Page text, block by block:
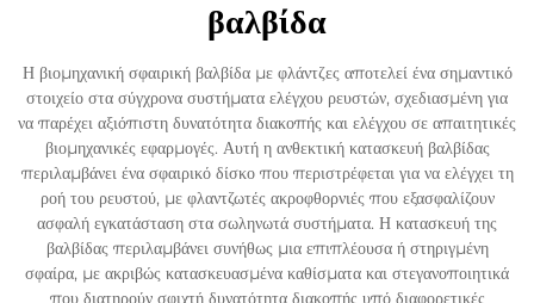
βαλβίδα
Η βιομηχανική σφαιρική βαλβίδα με φλάντζες αποτελεί ένα σημαντικό
στοιχείο στα σύγχρονα συστήματα ελέγχου ρευστών, σχεδιασμένη για
να παρέχει αξιόπιστη δυνατότητα διακοπής και ελέγχου σε απαιτητικές
βιομηχανικές εφαρμογές. Αυτή η ανθεκτική κατασκευή βαλβίδας
περιλαμβάνει ένα σφαιρικό δίσκο που περιστρέφεται για να ελέγχει τη
ροή του ρευστού, με φλαντζωτές ακροφθορνιές που εξασφαλίζουν
ασφαλή εγκατάσταση στα σωληνωτά συστήματα. Η κατασκευή της
βαλβίδας περιλαμβάνει συνήθως μια επιπλέουσα ή στηριγμένη
σφαίρα, με ακριβώς κατασκευασμένα καθίσματα και στεγανοποιητικά
που διατηρούν σφιχτή δυνατότητα διακοπής υπό διαφορετικές